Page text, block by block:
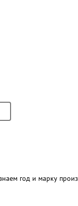
год и марку